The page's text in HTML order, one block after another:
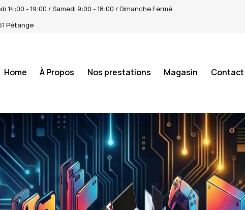
14:00 - 19:00 / Samedi 9:00 - 18:00 / Dimanche Fermé
Pétange
Home À Propos Nos prestations Magasin Contact